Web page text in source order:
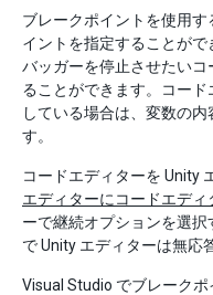
ブレークポイントを使用
イントを指定することが
バッガーを停止させたい
ることができます。コー
している場合は、変数の
す。
コードエディターを Unity
エディターにコードエディ
ーで継続オプションを選
で Unity エディターは無応
Visual Studio でブレークポ